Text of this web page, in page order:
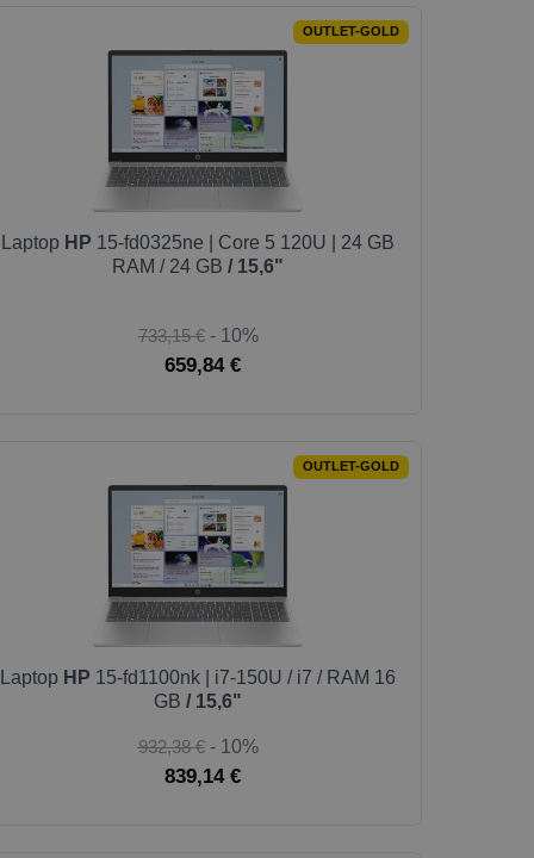
OUTLET-GOLD
Laptop HP 15-fd0325ne | Core 5 120U | 24 GB
RAM / 24 GB / 15,6"
733,15 € - 10%
659,84 €
OUTLET-GOLD
Laptop HP 15-fd1100nk | i7-150U / i7 / RAM 16
GB / 15,6"
932,38 € - 10%
839,14 €